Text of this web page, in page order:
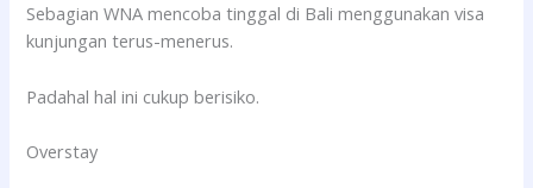
Sebagian WNA mencoba tinggal di Bali menggunakan visa
kunjungan terus-menerus.
Padahal hal ini cukup berisiko.
Overstay